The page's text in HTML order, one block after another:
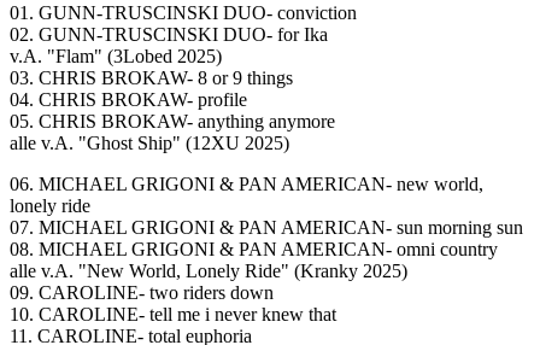
01. GUNN-TRUSCINSKI DUO- conviction
02. GUNN-TRUSCINSKI DUO- for Ika
v.A. "Flam" (3Lobed 2025)
03. CHRIS BROKAW- 8 or 9 things
04. CHRIS BROKAW- profile
05. CHRIS BROKAW- anything anymore
alle v.A. "Ghost Ship" (12XU 2025)
06. MICHAEL GRIGONI & PAN AMERICAN- new world,
lonely ride
07. MICHAEL GRIGONI & PAN AMERICAN- sun morning sun
08. MICHAEL GRIGONI & PAN AMERICAN- omni country
alle v.A. "New World, Lonely Ride" (Kranky 2025)
09. CAROLINE- two riders down
10. CAROLINE- tell me i never knew that
11. CAROLINE- total euphoria